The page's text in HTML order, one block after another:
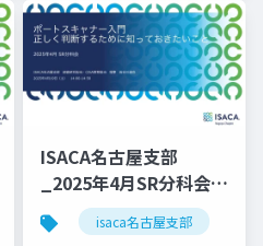
sr分科会
ISACA名古屋支部
_2025年4月SR分科会_
ポートスキャナー入門
isaca名古屋支部